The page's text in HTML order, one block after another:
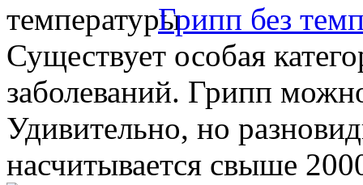
Грипп без
Существует особая
заболеваний. Грипп
Удивительно, но
насчитывается свыше